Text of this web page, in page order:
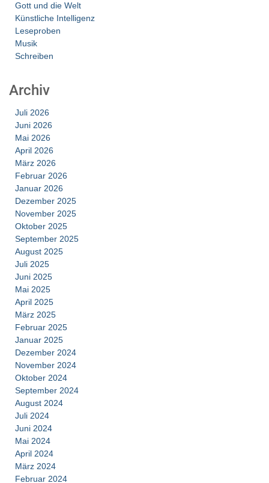
Gott und die Welt
Künstliche Intelligenz
Leseproben
Musik
Schreiben
Archiv
Juli 2026
Juni 2026
Mai 2026
April 2026
März 2026
Februar 2026
Januar 2026
Dezember 2025
November 2025
Oktober 2025
September 2025
August 2025
Juli 2025
Juni 2025
Mai 2025
April 2025
März 2025
Februar 2025
Januar 2025
Dezember 2024
November 2024
Oktober 2024
September 2024
August 2024
Juli 2024
Juni 2024
Mai 2024
April 2024
März 2024
Februar 2024